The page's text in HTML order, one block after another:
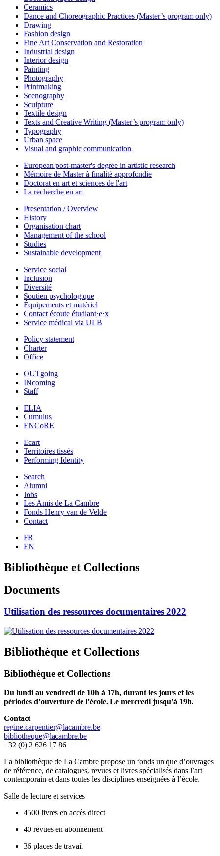
Ceramics
Dance and Choreographic Practices (Master’s program only)
Drawing
Fashion design
Fine Art Conservation and Restoration
Industrial design
Interior design
Painting
Photography
Printmaking
Scenography
Sculpture
Textile design
Texts and Creative Writing (Master’s program only)
Typography
Urban space
Visual and graphic communication
European post-master's degree in artistic research
Mémoire de Master à finalité approfondie
Doctorat en art et sciences de l'art
La recherche en art
Presentation / Overview
History
Organisation chart
Management of the school
Studies
Sustainable development
Service social
Inclusion
Diversité
Soutien psychologique
Équipements et matériel
Contact écoute étudiant·e·x
Service médical via ULB
Policy statement
Charter
Office
OUTgoing
INcoming
Staff
ELIA
Cumulus
ENCoRE
Ecart
Territoires tissés
Performing Identity
Search
Alumni
Jobs
Les Amis de La Cambre
Fonds Henry van de Velde
Contact
FR
EN
Bibliothèque et Collections
Documents
Utilisation des ressources documentaires 2022
Bibliothèque et Collections
Bibliothèque et Collections
Du lundi au vendredi de 10h à 17h, durant les jours et les
périodes d’ouverture de l’école. Le mercredi jusqu'à 19h.
Contact
regine.carpentier@lacambre.be
bibliotheque@lacambre.be
+32 (0) 2 626 17 86
La bibliothèque de La Cambre propose un fonds unique d’ouvrages
de référence, de catalogues, revues et livres spécialisés dans l’art
contemporain et dans toutes les disciplines enseignées à l’école.
Salle de lecture et services
4500 livres en accès direct
40 revues en abonnement
36 places de travail